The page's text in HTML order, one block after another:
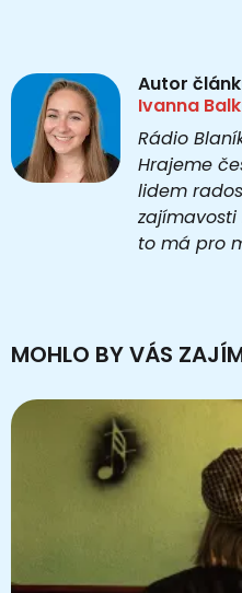
Autor
Ivanna
Rádio
Hrajeme
lidem
zajímavosti
to má pro
MOHLO BY VÁS